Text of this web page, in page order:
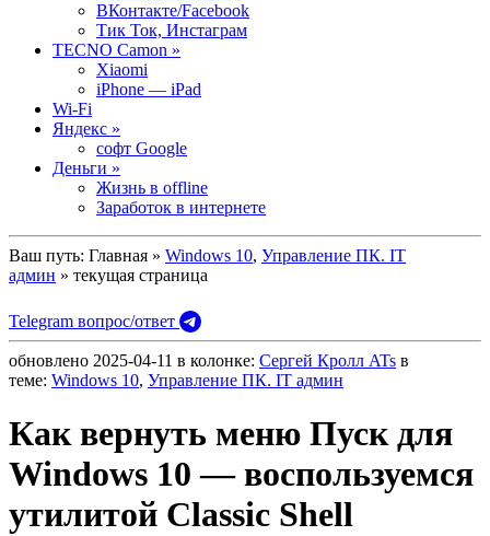
ВКонтакте/Facebook
Тик Ток, Инстаграм
TECNO Camon »
Xiaomi
iPhone — iPad
Wi-Fi
Яндекс »
софт Google
Деньги »
Жизнь в offline
Заработок в интернете
Ваш путь: Главная » Windows 10, Управление ПК. IT
админ » текущая страница
Telegram вопрос/ответ
обновлено 2025-04-11 в колонке: Сергей Кролл ATs в
теме: Windows 10, Управление ПК. IT админ
Как вернуть меню Пуск для
Windows 10 — воспользуемся
утилитой Classic Shell